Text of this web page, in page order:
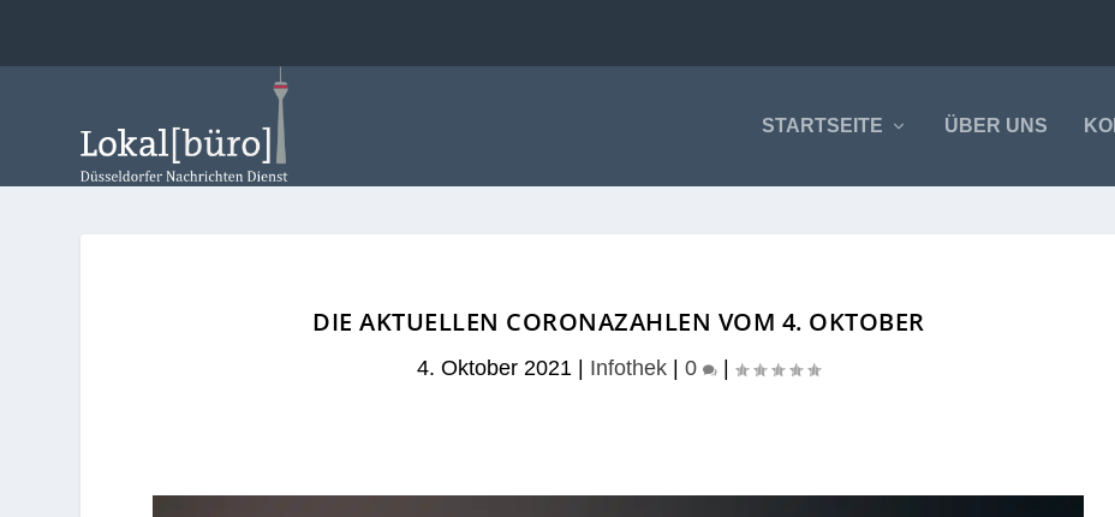
STARTSEITE ÜBER UNS
DIE AKTUELLEN CORONAZAHLEN VOM 4. OKTOBER
4. Oktober 2021 Infothek |0 |